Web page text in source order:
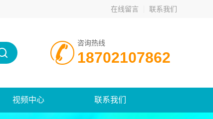
在线留言 联系我们
咨询热线
18702107862
视频中心 联系我们